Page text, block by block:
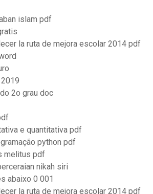
islam pdf
la ruta de mejora escolar 2014 pdf
2o grau doc
e quantitativa pdf
python pdf
melitus pdf
nikah siri
abaixo 0 001
la ruta de mejora escolar 2014 pdf